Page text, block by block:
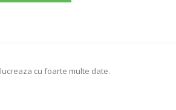
cu foarte multe date.